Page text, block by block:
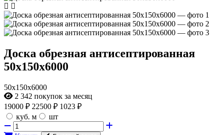
Доска обрезная антисептированная
50х150х6000
50х150х6000
2 342 покупок за месяц
19000 ₽ 22500 ₽ 1023 ₽
куб. м
шт